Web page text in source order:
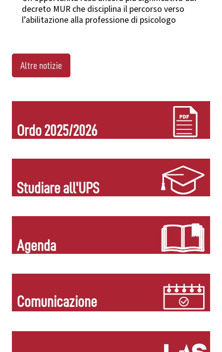
decreto MUR che disciplina il percorso verso
l’abilitazione alla professione di psicologo
Altre notizie
Ordo 2025/2026
Studiare all'UPS
Agenda
Comunicazione